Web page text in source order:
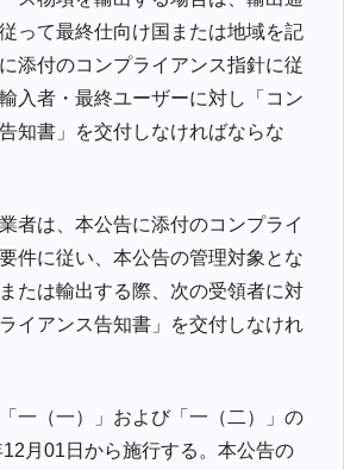
って最終仕向け国または地域を記
添付のコンプライアンス指針に従
入者・最終ユーザーに対し「コン
知書」を交付しなければならな
者は、本公告に添付のコンプライ
件に従い、本公告の管理対象とな
たは輸出する際、次の受領者に対
イアンス告知書」を交付しなけれ
一（一）」および「一（二）」の
月01日から施行する。本公告の